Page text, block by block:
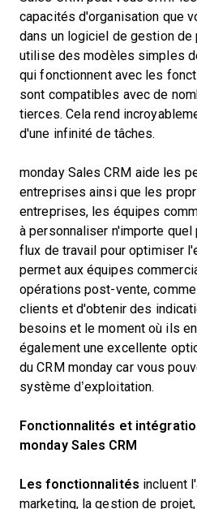
capacités d'organisation que
dans un logiciel de gestion de
utilise des modèles simples
qui fonctionnent avec les
sont compatibles avec de
tierces. Cela rend
d'une infinité de tâches.
monday Sales CRM aide les
entreprises ainsi que les
entreprises, les équipes
à personnaliser n'importe
flux de travail pour optimiser
permet aux équipes
opérations post-vente,
clients et d'obtenir des
besoins et le moment où ils
également une excellente
du CRM monday car vous
système d’exploitation.
Fonctionnalités et
monday Sales CRM
Les fonctionnalités incluent
marketing, la gestion de